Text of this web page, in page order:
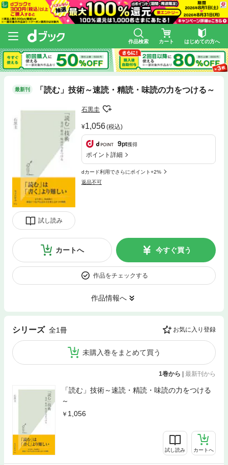
作品検索 カート はじめての方へ
最新刊 「読む」技術～速読・精読・味読の力をつける～
試し読み
石黒圭
1,056(税込)
9pt獲得
ポイント詳細
dカード利用でさらにポイント+2%
返品不可
カートへ 今すぐ買う
作品をチェックする
作品情報へ
シリーズ 全1冊 お気に入り登録
未購入巻をまとめて買う
1巻から 最新刊から
「読む」技術～速読・精読・味読の力をつける
～
1,056
試し読み カートへ